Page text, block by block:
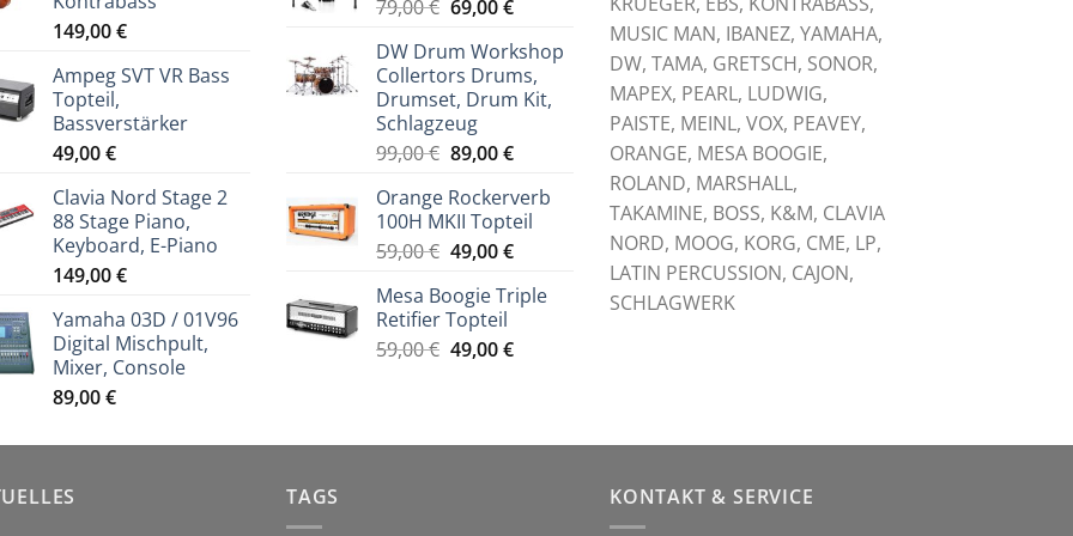
149,00€
Ampeg SVT VR Bass
Topteil,
Bassverstärker
49,00€
Clavia Nord Stage 2
88 Stage Piano,
Keyboard, E-Piano
149,00€
Yamaha 03D / 01V96
Digital Mischpult,
Mixer, Console
89,00€
79,00€ Ursprünglicher
war:
79,00 €
69,00€Aktueller
ist:
69,00 €.
DW Drum Workshop
Collertors Drums,
Drumset, Drum Kit,
Schlagzeug
99,00€ Ursprünglicher
war:
99,00 €
89,00€Aktueller
ist:
89,00 €.
Orange Rockerverb
100H MKII Topteil
59,00€ Ursprünglicher
war:
59,00 €
49,00€Aktueller
ist:
Mesa Boogie Triple
Retifier Topteil
59,00€ Ursprünglicher
49,00€Aktueller
MUSIC MAN, IBANEZ, YAMAHA,
DW, TAMA, GRETSCH, SONOR,
MAPEX, PEARL, LUDWIG,
PAISTE, MEINL, VOX, PEAVEY,
ORANGE, MESA BOOGIE,
ROLAND, MARSHALL,
TAKAMINE, BOSS, K&M, CLAVIA
NORD, MOOG, KORG, CME, LP,
LATIN PERCUSSION, CAJON,
SCHLAGWERK
TAGS KONTAKT & SERVICE